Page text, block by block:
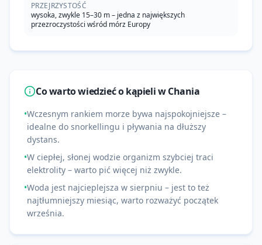
PRZEJRZYSTOŚĆ
wysoka, zwykle 15–30 m – jedna z największych
przezroczystości wśród mórz Europy
Co warto wiedzieć o kąpieli wChania
•Wczesnym rankiem morze bywa najspokojniejsze –
idealne do snorkellingu i pływania na dłuższy
dystans.
•W ciepłej, słonej wodzie organizm szybciej traci
elektrolity – warto pić więcej niż zwykle.
•Woda jest najcieplejsza w sierpniu – jest to też
najtłumniejszy miesiąc, warto rozważyć początek
września.